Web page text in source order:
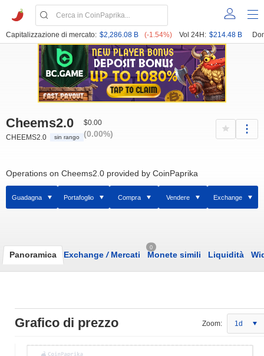
Capitalizzazione di mercato: $2,286.08 B (-1.54%) Vol 24H: $214.48 B
Cheems2.0
CHEEMS2.0 sin rango
$0.00
(0.00%)
Operations on Cheems2.0 provided by CoinPaprika
Guadagna Portafoglio Compra Vendere Exchange
Panoramica Exchange /Mercati
0
Monete simili Liquidità
Grafico di prezzo Zoom: 1d